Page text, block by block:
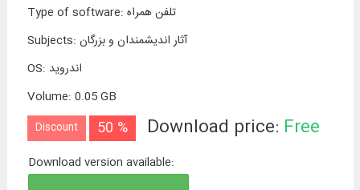
Type of software: تلفن همراه
Subjects: آثار اندیشمندان و بزرگان
OS: اندروید
Volume: 0.05 GB
Discount 50 % Download price: Free
Download version available: